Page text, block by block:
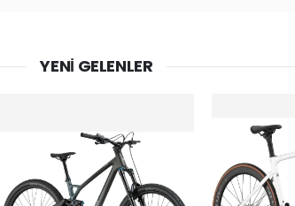
YENI GELENLER